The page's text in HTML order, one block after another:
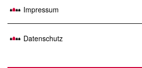
Impressum
Datenschutz